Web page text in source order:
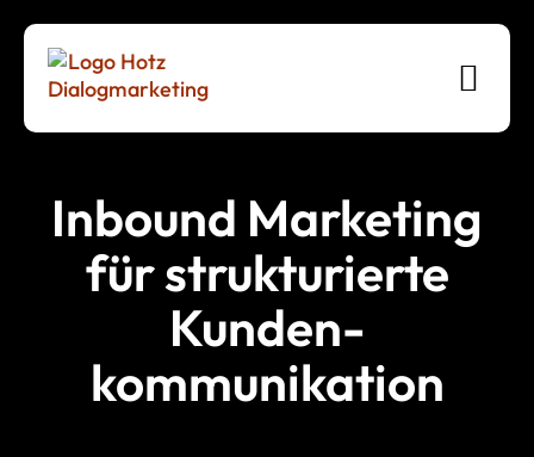
Inbound Marketing
für strukturierte
Kunden­
kommunikation